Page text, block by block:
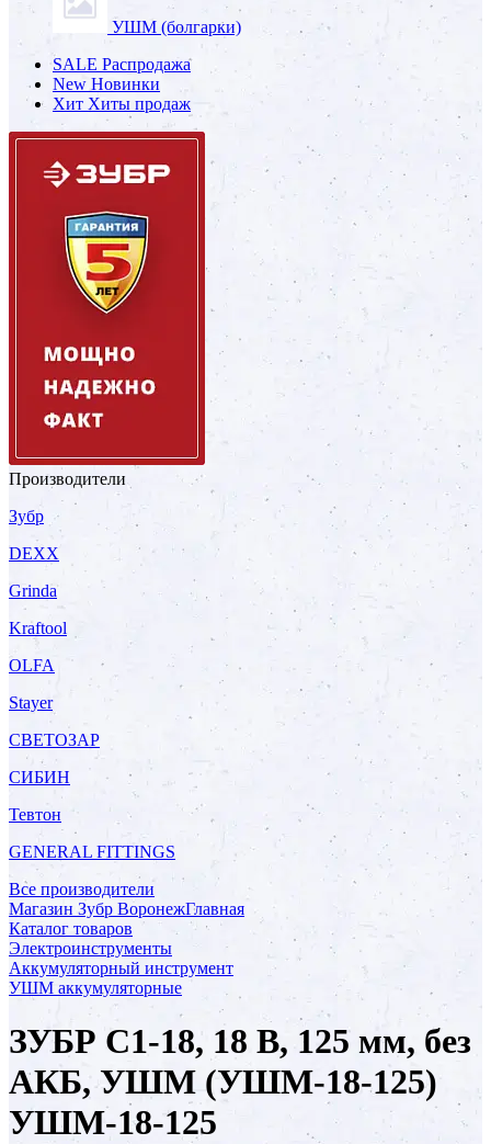
УШМ (болгарки)
SALE Распродажа
New Новинки
Хит Хиты продаж
Производители
Зубр
DEXX
Grinda
Kraftool
OLFA
Stayer
СВЕТОЗАР
СИБИН
Тевтон
GENERAL FITTINGS
Все производители
Магазин Зубр ВоронежГлавная
Каталог товаров
Электроинструменты
Аккумуляторный инструмент
УШМ аккумуляторные
ЗУБР С1-18, 18 В, 125 мм, без
АКБ, УШМ (УШМ-18-125)
УШМ-18-125